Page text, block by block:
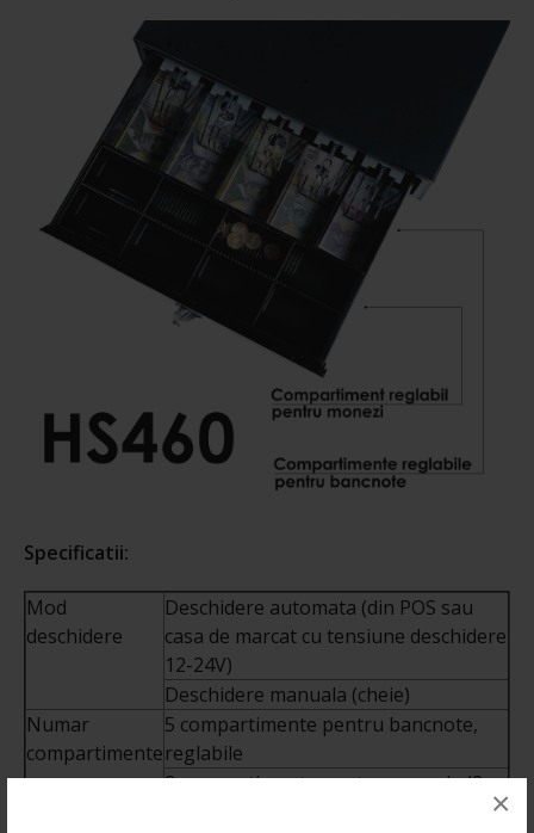
×
Specificatii:
Mod
deschidere
Deschidere automata (din POS sau
casa de marcat cu tensiune deschidere
12-24V)
Deschidere manuala (cheie)
Numar
compartimente
5 compartimente pentru bancnote,
reglabile
8 compartimente pentru monede (2